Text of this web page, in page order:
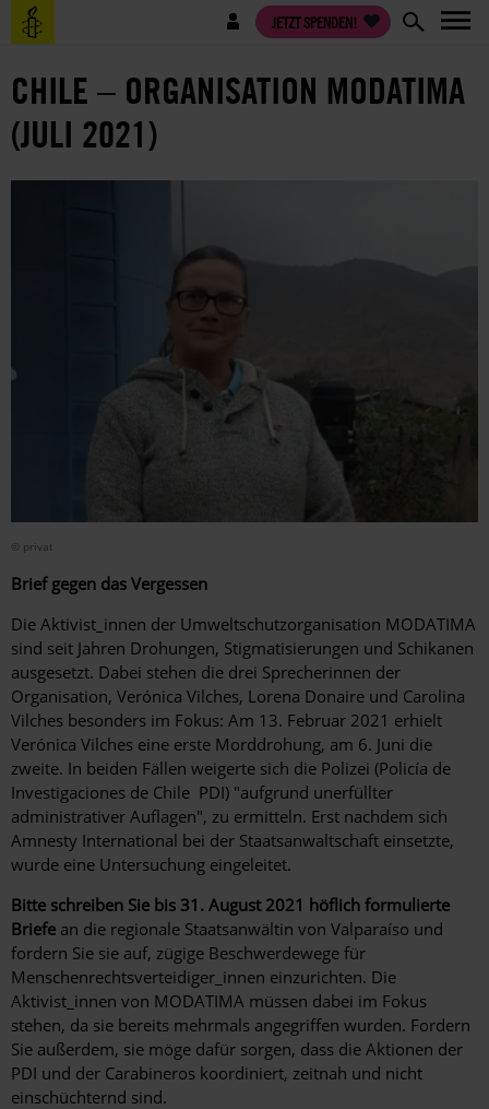
Direkt
zum
Benutzermenü JETZT SPENDEN!
CHILE – ORGANISATION MODATIMA
(JULI 2021)
© privat
Brief gegen das Vergessen
Die Aktivist_innen der Umweltschutzorganisation MODATIMA
sind seit Jahren Drohungen, Stigmatisierungen und Schikanen
ausgesetzt. Dabei stehen die drei Sprecherinnen der
Organisation, Verónica Vilches, Lorena Donaire und Carolina
Vilches besonders im Fokus: Am 13. Februar 2021 erhielt
Verónica Vilches eine erste Morddrohung, am 6. Juni die
zweite. In beiden Fällen weigerte sich die Polizei (Policía de
Investigaciones de Chile ­ PDI) "aufgrund unerfüllter
administrativer Auflagen", zu ermitteln. Erst nachdem sich
Amnesty International bei der Staatsanwaltschaft einsetzte,
wurde eine Untersuchung eingeleitet.
Bitte schreiben Sie bis 31. August 2021 höflich formulierte
Briefe an die regionale Staatsanwältin von Valparaíso und
fordern Sie sie auf, zügige Beschwerdewege für
Menschenrechtsverteidiger_innen einzurichten. Die
Aktivist_innen von MODATIMA müssen dabei im Fokus
stehen, da sie bereits mehrmals angegriffen wurden. Fordern
Sie außerdem, sie möge dafür sorgen, dass die Aktionen der
PDI und der Carabineros koordiniert, zeitnah und nicht
einschüchternd sind.